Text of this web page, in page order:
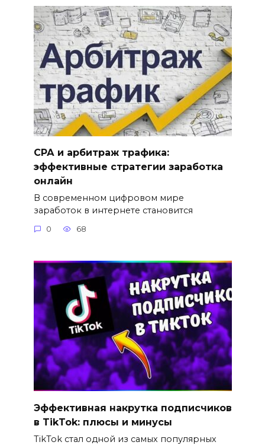
СРА и арбитраж трафика:
эффективные стратегии заработка
онлайн
В современном цифровом мире
заработок в интернете становится
0 68
Эффективная накрутка подписчиков
в TikTok: плюсы и минусы
TikTok стал одной из самых популярных